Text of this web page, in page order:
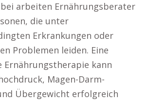
arbeiten Ernährungsberater
die unter
Erkrankungen oder
Problemen leiden. Eine
Ernährungstherapie kann
Magen-Darm-
Übergewicht erfolgreich